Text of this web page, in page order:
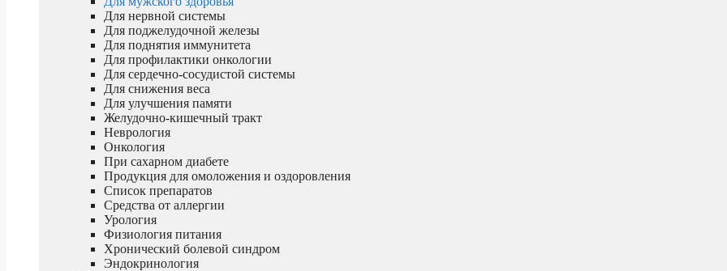
Для нервной системы
Для поджелудочной железы
Для поднятия иммунитета
Для профилактики онкологии
Для сердечно-сосудистой системы
Для снижения веса
Для улучшения памяти
Желудочно-кишечный тракт
Неврология
Онкология
При сахарном диабете
Продукция для омоложения и оздоровления
Список препаратов
Средства от аллергии
Урология
Физиология питания
Хронический болевой синдром
Эндокринология